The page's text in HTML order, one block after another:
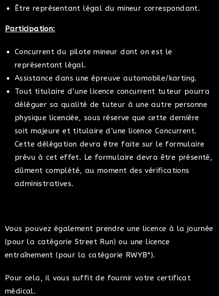
Être représentant légal du mineur correspondant.
Participation:
Concurrent du pilote mineur dont on est le
représentant légal.
Assistance dans une épreuve automobile/karting.
Tout titulaire d’une licence concurrent tuteur pourra
déléguer sa qualité de tuteur à une autre personne
physique licenciée, sous réserve que cette dernière
soit majeure et titulaire d’une licence Concurrent.
Cette délégation devra être faite sur le formulaire
prévu à cet effet. Le formulaire devra être présenté,
dûment complété, au moment des vérifications
administratives.
Vous pouvez également prendre une licence à la journée
(pour la catégorie Street Run) ou une licence
entraînement (pour la catégorie RWYB*).
Pour cela, il vous suffit de fournir votre certificat
médical.